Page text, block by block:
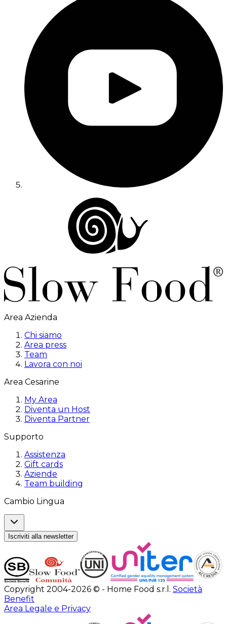
Area Azienda
Chi siamo
Area press
Team
Lavora con noi
Area Cesarine
My Area
Diventa un Host
Diventa Partner
Supporto
Assistenza
Gift cards
Aziende
Team building
Cambio Lingua
Iscriviti alla newsletter
Copyright 2004-2026 © - Home Food s.r.l. Società
Benefit
Area Legale e Privacy